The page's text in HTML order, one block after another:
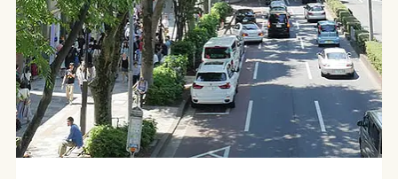
表
参
道・
原
宿
の
風